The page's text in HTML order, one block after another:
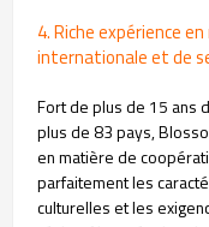
4. Riche expérience
internationale et de
Fort de plus de 15 ans
plus de 83 pays,
en matière de
parfaitement les
culturelles et les